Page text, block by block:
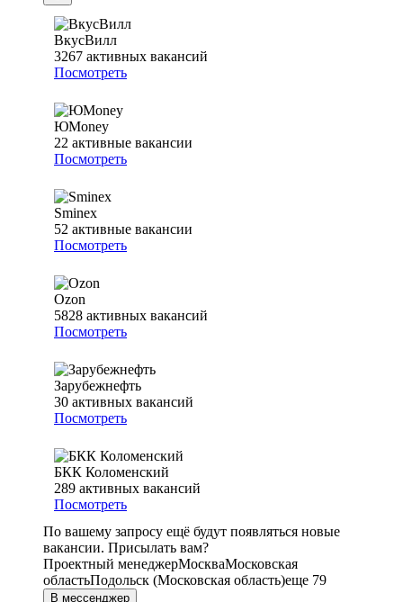
ВкусВилл
3267 активных вакансий
Посмотреть
ЮMoney
22 активные вакансии
Посмотреть
Sminex
52 активные вакансии
Посмотреть
Ozon
5828 активных вакансий
Посмотреть
Зарубежнефть
30 активных вакансий
Посмотреть
БКК Коломенский
289 активных вакансий
Посмотреть
По вашему запросу ещё будут появляться новые
вакансии. Присылать вам?
Проектный менеджерМоскваМосковская
областьПодольск (Московская область)еще 79
В мессенджер